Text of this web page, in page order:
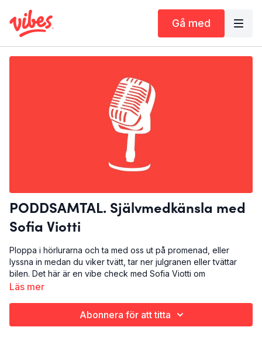
Gå med
PODDSAMTAL. Självmedkänsla med
Sofia Viotti
Ploppa i hörlurarna och ta med oss ut på promenad, eller
lyssna in medan du viker tvätt, tar ner julgranen eller tvättar
bilen. Det här är en vibe check med Sofia Viotti om
självmedkänsla. Vad är det och hur kan vi använda det i
Det här är VIBE CHECK:
Läs mer
Abonnera för att titta